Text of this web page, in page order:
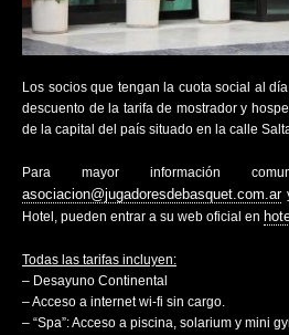
Los socios que tengan la cuota social al
descuento de la tarifa de mostrador y
de la capital del país situado en la calle
Para mayor información
asociacion@jugadoresdebasquet.com.ar
Hotel, pueden entrar a su web oficial en
Todas las tarifas incluyen:
– Desayuno Continental
– Acceso a internet wi-fi sin cargo.
– “Spa”: Acceso a piscina, solarium y mini